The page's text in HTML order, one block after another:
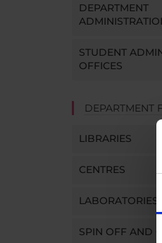
DEPARTMENT
STUDENT
OFFICES
DEPARTMENT
LIBRARIES
CENTRES
LABORATORIES
SPIN OFF AND